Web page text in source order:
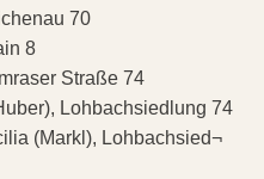
70
8
Straße 74
Lohbachsiedlung 74
(Markl), Lohbachsied¬